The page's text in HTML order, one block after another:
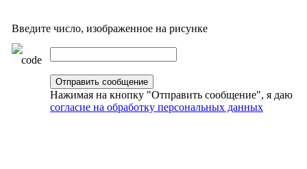
Введите число, изображенное на рисунке
Нажимая на кнопку "Отправить сообщение", я даю
согласие на обработку персональных данных